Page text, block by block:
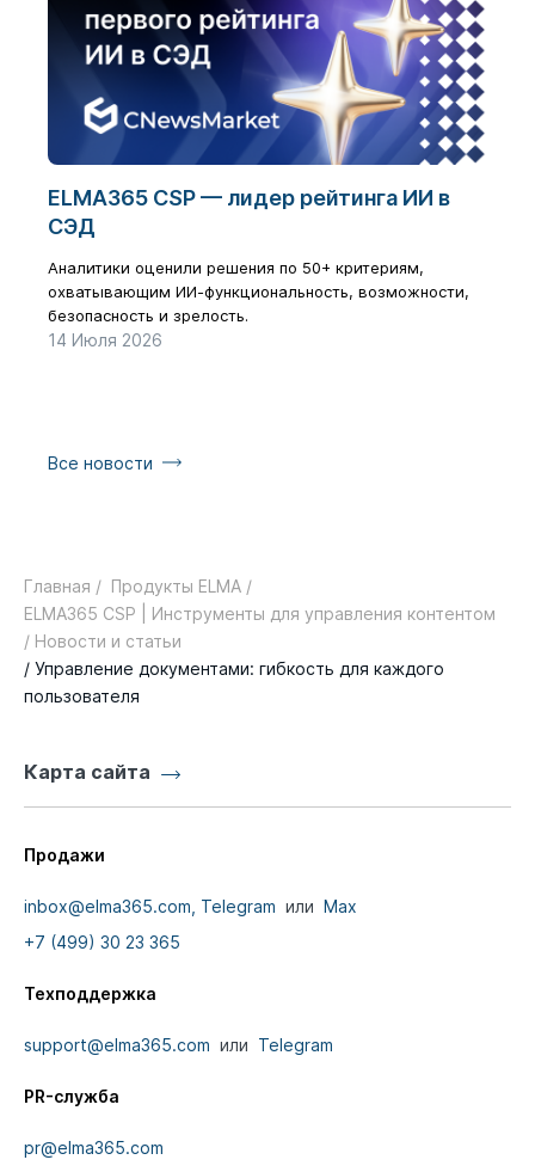
ELMA365 CSP — лидер рейтинга ИИ в
СЭД
Аналитики оценили решения по 50+ критериям,
охватывающим ИИ-функциональность, возможности,
безопасность и зрелость.
14 Июля 2026
Все новости
Главная / Продукты ELMA /
ELMA365 CSP | Инструменты для управления контентом
/ Новости и статьи
/ Управление документами: гибкость для каждого
пользователя
Карта сайта
Продажи
inbox@elma365.com, Telegram или Max
+7 (499) 30 23 365
Техподдержка
support@elma365.com или Telegram
PR-служба
pr@elma365.com